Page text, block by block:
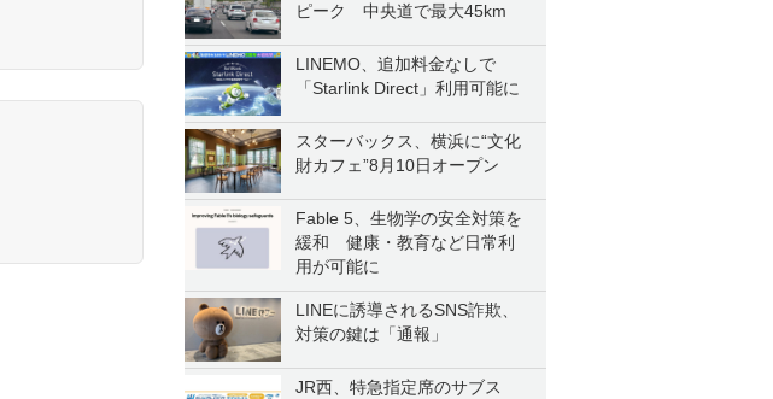
ピーク 中央道で最大45km
LINEMO、追加料金なしで
「Starlink Direct」利用可能に
スターバックス、横浜に“文化
財カフェ”8月10日オープン
Fable 5、生物学の安全対策を
緩和 健康・教育など日常利
用が可能に
LINEに誘導されるSNS詐欺、
対策の鍵は「通報」
JR西、特急指定席のサブス